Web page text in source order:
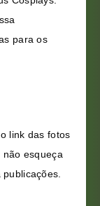
para os
link das fotos
não esqueça